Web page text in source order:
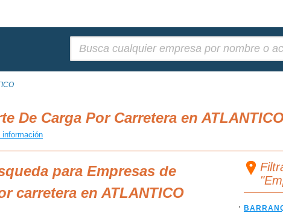
De Carga Por Carretera en
información
para Empresas de
carretera en ATLANTICO